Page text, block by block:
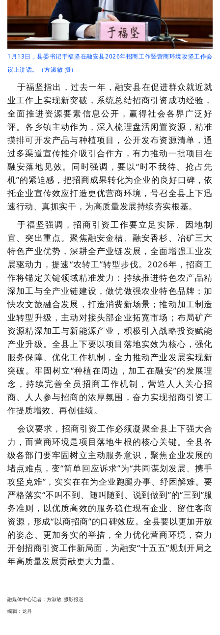
1月13日，县委书记于福坚在融安县2026年招商工作暨营商环境攻坚工作会
议上讲话。（方淑敏 摄）
于福坚指出，过去一年，融安县在促进群众就近就
业工作上实现新突破，系统总结招商引资成功经验，
全面推进资源要素信息公开，赢得社会各界广泛好
评。各乡镇主动作为，深入梳理盘活闲置资源，精准
摸排可开发产品与种植项目，公开发布资源清单，通
过多渠道宣传推介吸引合作方，有力推动一批项目在
融安落地见效。同时强调，要以“时不我待、抢占先
机”的紧迫感，把招商成果转化为企业的良好口碑，依
托企业宣传效应打造更优营商环境，号召全县上下迅
速行动、真抓实干，为高质量发展持续夯实根基。
于福坚强调，招商引资工作要立足实际、因地制
宜、突出重点。聚焦融安金桔、融安香杉、冶矿三大
特色产业优势，深耕全产业链发展，全面增强工业发
展驱动力，提速“农转工”转型步伐。2026年，招商工
作将锚定关键领域精准发力：持续推进特色农产品精
深加工与全产业链建设，做优做强农业特色品牌；加
快农文旅融合发展，打造消费新场景；推动加工制造
业转型升级，主动对接头部企业拓宽市场；布局矿产
资源精深加工与新能源产业，积极引入战略投资赋能
产业升级。全县上下要以项目落地实效为核心，强化
服务保障、优化工作机制，全力推动产业发展实现新
突破。牢固树立“种植在周边，加工在融安”的发展理
念，持续完善全员招商工作机制，营造人人关心招
商、人人参与招商的浓厚氛围，奋力实现招商引资工
作提质增效、再创佳绩。
会议要求，招商引资工作必须凝聚全县上下强大合
力，而营商环境是项目落地生根的核心关键。全县各
级各部门要牢固树立主动服务意识，聚焦企业发展的
堵点难点，变“简单回应诉求”为“共同谋划发展、携手
攻坚克难”，实实在在为企业跑腿办事、纾困解难。要
严格落实“不叫不到、随叫随到、说到做到”的“三到”服
务准则，以优质高效的服务稳住现有企业、留住客商
资源，形成“以商招商”的口碑效应。全县要以更加开放
的姿态、更加务实的举措，全力优化营商环境，奋力
开创招商引资工作新局面，为融安“十五五”规划开局之
年高质量发展贡献更大力量。
融媒体中心记者：方淑敏 摄影报道
编辑：龙丹